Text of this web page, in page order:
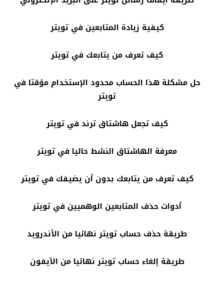
كيفية زيادة المتابعين في تويتر
كيف تعرف من يتابعك في تويتر
حل مشكلة هذا الحساب محدود الإستخدام مؤقتا في
تويتر
كيف تجعل هاشتاق ترند في تويتر
معرفة الهاشتاق النشط حاليا في تويتر
كيف تعرف من يتابعك بدون أن يضيفك في تويتر
أدوات حذف المتابعين الوهميين في تويتر
طريقة حذف حساب تويتر نهائيا من الأندرويد
طريقة إلغاء حساب تويتر نهائيا من الآيفون